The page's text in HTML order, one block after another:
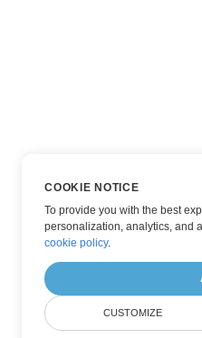
COOKIE NOTICE
To provide you with the best
personalization, analytics, and
cookie policy.
CUSTOMIZE